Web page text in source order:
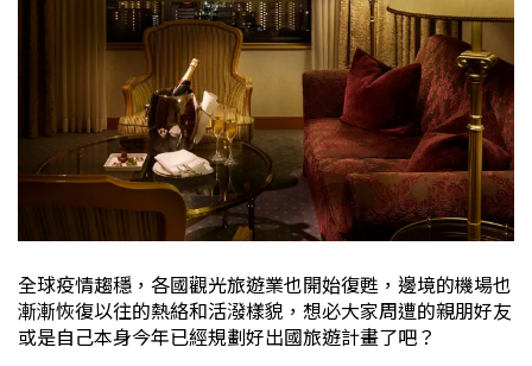
全球疫情趨穩，各國觀光旅遊業也開始復甦，邊境的機場也
漸漸恢復以往的熱絡和活潑樣貌，想必大家周遭的親朋好友
或是自己本身今年已經規劃好出國旅遊計畫了吧？